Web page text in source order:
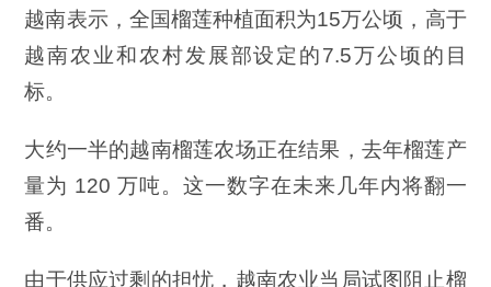
越南表示，全国榴莲种植面积为15万公顷，高于
越南农业和农村发展部设定的7.5万公顷的目
标。
大约一半的越南榴莲农场正在结果，去年榴莲产
量为 120 万吨。这一数字在未来几年内将翻一
番。
由于供应过剩的担忧，越南农业当局试图阻止榴